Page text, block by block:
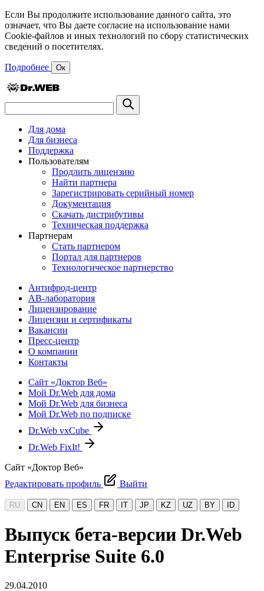
Если Вы продолжите использование данного сайта, это
означает, что Вы даете согласие на использование нами
Cookie-файлов и иных технологий по сбору статистических
сведений о посетителях.
Подробнее Ок
Для дома
Для бизнеса
Поддержка
Пользователям
Продлить лицензию
Найти партнера
Зарегистрировать серийный номер
Документация
Скачать дистрибутивы
Техническая поддержка
Партнерам
Стать партнером
Портал для партнеров
Технологическое партнерство
Антифрод-центр
АВ-лаборатория
Лицензирование
Лицензии и сертификаты
Вакансии
Пресс-центр
О компании
Контакты
Сайт «Доктор Веб»
Мой Dr.Web для дома
Мой Dr.Web для бизнеса
Мой Dr.Web по подписке
Dr.Web vxCube
Dr.Web FixIt!
Сайт «Доктор Веб»
Редактировать профиль
Выйти
RU CN EN ES FR IT JP KZ UZ BY ID
Выпуск бета-версии Dr.Web
Enterprise Suite 6.0
29.04.2010